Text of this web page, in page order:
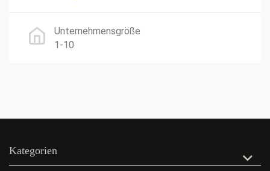
Unternehmensgröße
1-10
Kategorien